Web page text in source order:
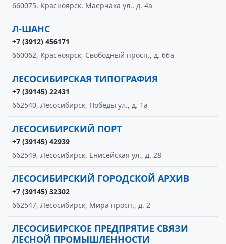
660075, Красноярск, Маерчака ул., д. 4а
Л-ШАНС
+7 (3912) 456171
660062, Красноярск, Свободный просп., д. 66а
ЛЕСОСИБИРСКАЯ ТИПОГРАФИЯ
+7 (39145) 22431
662540, Лесосибирск, Победы ул., д. 1а
ЛЕСОСИБИРСКИЙ ПОРТ
+7 (39145) 42939
662549, Лесосибирск, Енисейская ул., д. 28
ЛЕСОСИБИРСКИЙ ГОРОДСКОЙ АРХИВ
+7 (39145) 32302
662547, Лесосибирск, Мира просп., д. 2
ЛЕСОСИБИРСКОЕ ПРЕДПРЯТИЕ СВЯЗИ
ЛЕСНОЙ ПРОМЫШЛЕННОСТИ